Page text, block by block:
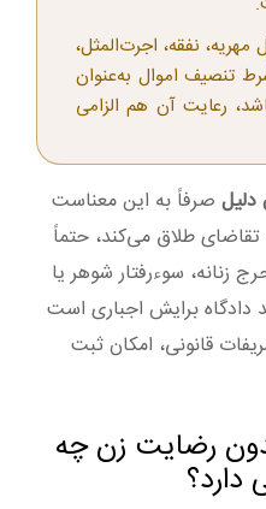
نفقه، اجرت‌المثل،
تنصیف اموال به‌عنوان
رعایت آن هم الزامی
صرفاً به این معناست
تقاضای طلاق می‌کند، حتماً
زنانه، سوءرفتار شوهر یا
دادگاه برایش اجباری است
قانونی، امکان ثبت
رضایت زن چه
دارد؟